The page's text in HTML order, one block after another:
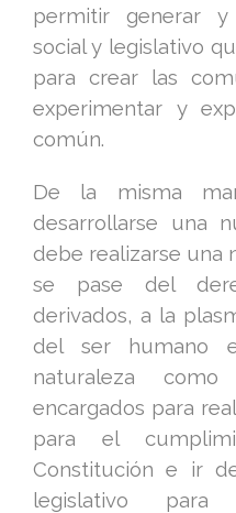
permitir generar
social y legislativo
para crear las
experimentar y
común.
De la misma
desarrollarse una
debe realizarse una
se pase del
derivados, a la
del ser humano
naturaleza
encargados para
para el
Constitución e ir
legislativo